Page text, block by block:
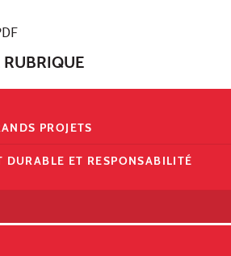
PROJETS
DURABLE ET RESPONSABILITÉ